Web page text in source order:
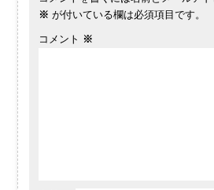
※ が付いている欄は必須項目です。
コメント ※